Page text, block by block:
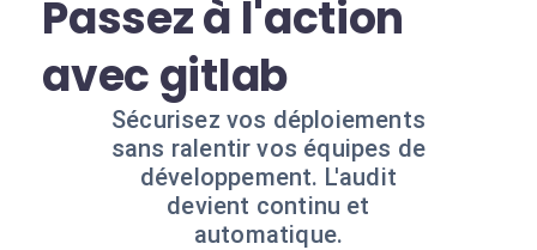
Passez à l'action
avec gitlab
Sécurisez vos déploiements
sans ralentir vos équipes de
développement. L'audit
devient continu et
automatique.